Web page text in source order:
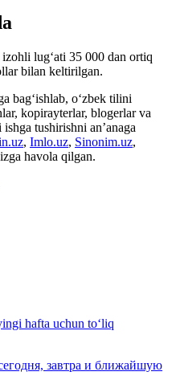
lug‘ati 35 000 dan ortiq
bilan keltirilgan.
bag‘ishlab, o‘zbek tilini
kopirayterlar, blogerlar va
tushirishni an’anaga
, Imlo.uz, Sinonim.uz,
havola qilgan.
hafta uchun to‘liq
завтра и ближайшую